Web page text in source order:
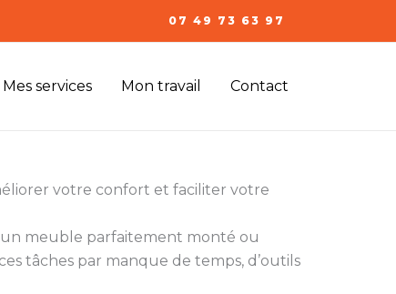
07 49 73 63 97
Mes services Mon travail Contact
votre confort et faciliter votre
meuble parfaitement monté ou
tâches par manque de temps, d’outils